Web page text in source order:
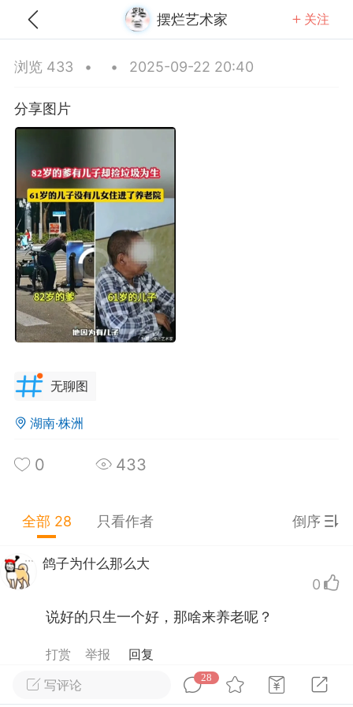
摆烂艺术家 关注
14 20:56 公开内容
宁·沈阳
14 4.8k
买家秀本秀：为了不让睡觉时有光影响入睡，
遮光帘裁下来的小片遮住。真的很羡慕这些睡
擦飞了： 我的新T恤的logo是夜光的，昨晚半
。。
21:13 公开内容
图片
写评论
28
浏览 433 • • 2025-09-22 20:40
分享图片
无聊图
湖南·株洲
0 433
全部 28 只看作者 倒序
鸽子为什么那么大
说好的只生一个好，那啥来养老呢？
0
打赏 举报 回复
河马刷牙用拖把